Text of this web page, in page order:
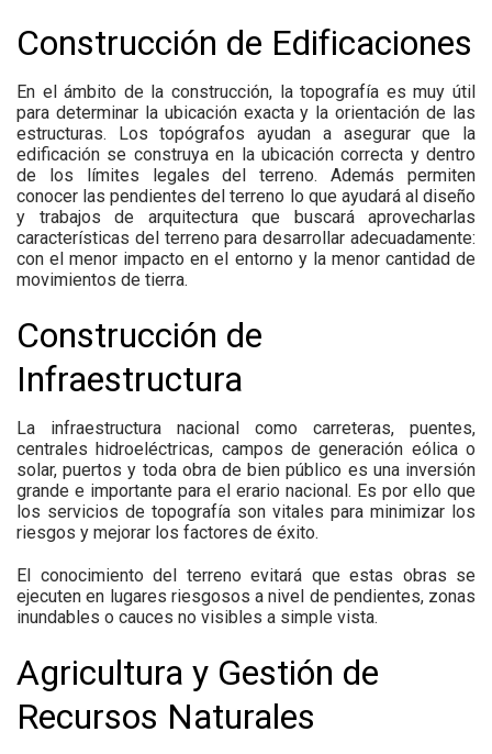
Construcción de Edificaciones
En el ámbito de la construcción, la topografía es muy útil
para determinar la ubicación exacta y la orientación de las
estructuras. Los topógrafos ayudan a asegurar que la
edificación se construya en la ubicación correcta y dentro
de los límites legales del terreno. Además permiten
conocer las pendientes del terreno lo que ayudará al diseño
y trabajos de arquitectura que buscará aprovecharlas
características del terreno para desarrollar adecuadamente:
con el menor impacto en el entorno y la menor cantidad de
movimientos de tierra.
Construcción de
Infraestructura
La infraestructura nacional como carreteras, puentes,
centrales hidroeléctricas, campos de generación eólica o
solar, puertos y toda obra de bien público es una inversión
grande e importante para el erario nacional. Es por ello que
los servicios de topografía son vitales para minimizar los
riesgos y mejorar los factores de éxito.
El conocimiento del terreno evitará que estas obras se
ejecuten en lugares riesgosos a nivel de pendientes, zonas
inundables o cauces no visibles a simple vista.
Agricultura y Gestión de
Recursos Naturales